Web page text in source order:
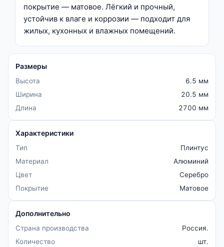
покрытие — матовое. Лёгкий и прочный,
устойчив к влаге и коррозии — подходит для
жилых, кухонных и влажных помещений.
Размеры
Высота
6.5 мм
Ширина
20.5 мм
Длина
2700 мм
Характеристики
Тип
Плинтус
Материал
Алюминий
Цвет
Серебро
Покрытие
Матовое
Дополнительно
Страна производства
Россия.
Количество
шт.